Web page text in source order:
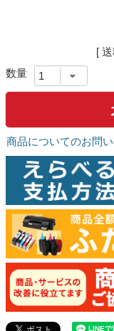
商品についてのお問